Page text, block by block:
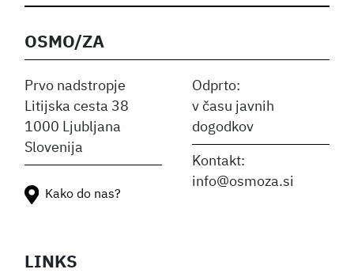
OSMO/ZA
Prvo nadstropje
Litijska cesta 38
1000 Ljubljana
Slovenija
Odprto:
v času javnih
dogodkov
Kontakt:
info@osmoza.si
LINKS
Kako do nas?